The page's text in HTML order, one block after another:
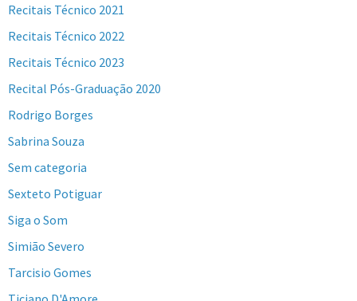
Recitais Técnico 2021
Recitais Técnico 2022
Recitais Técnico 2023
Recital Pós-Graduação 2020
Rodrigo Borges
Sabrina Souza
Sem categoria
Sexteto Potiguar
Siga o Som
Simião Severo
Tarcisio Gomes